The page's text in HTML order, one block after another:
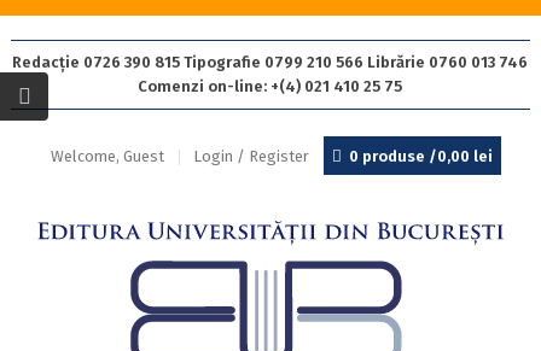
Redacție 0726 390 815 Tipografie 0799 210 566 Librărie 0760 013 746
Comenzi on-line: +(4) 021 410 25 75
Welcome, Guest Login / Register 0 produse /0,00 lei